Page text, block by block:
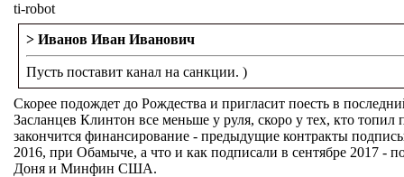
ti-robot
> Иванов Иван Иванович
Пусть поставит канал на санкции. )
Скорее подождет до Рождества и пригласит поесть в
Засланцев Клинтон все меньше у руля, скоро у тех, кто топил
закончится финансирование - предыдущие контракты
2016, при Обамыче, а что и как подписали в сентябре 2017 -
Доня и Минфин США.